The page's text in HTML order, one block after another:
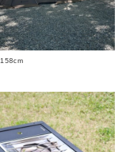
158cm